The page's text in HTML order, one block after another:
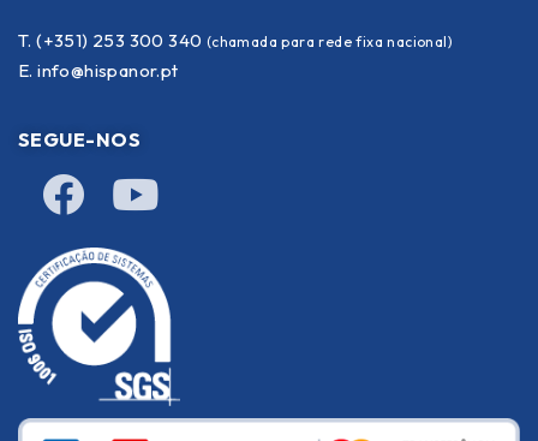
T. (+351) 253 300 340 (chamada para rede fixa nacional)
E. info@hispanor.pt
SEGUE-NOS